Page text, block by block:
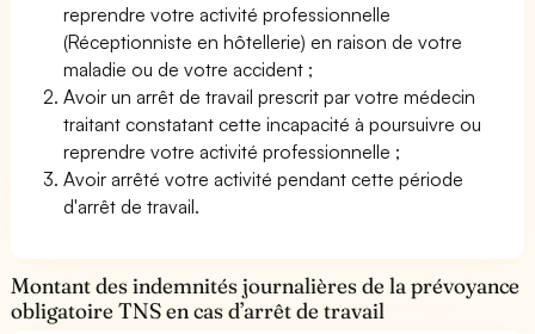
reprendre votre activité professionnelle
(Réceptionniste en hôtellerie) en raison de votre
maladie ou de votre accident ;
Avoir un arrêt de travail prescrit par votre médecin
traitant constatant cette incapacité à poursuivre ou
reprendre votre activité professionnelle ;
Avoir arrêté votre activité pendant cette période
d'arrêt de travail.
Montant des indemnités journalières de la prévoyance
obligatoire TNS en cas d’arrêt de travail